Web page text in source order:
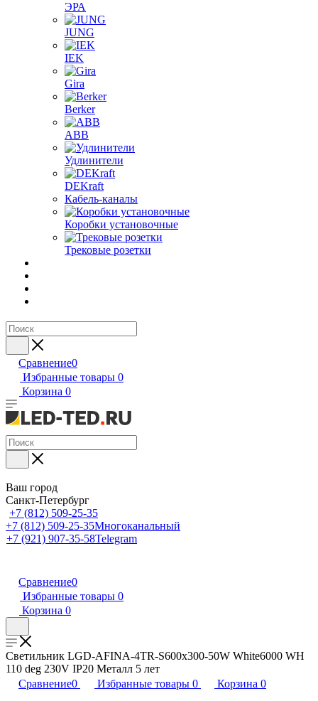
ЭРА
JUNG
IEK
Gira
Berker
ABB
Удлинители
DEKraft
Кабель-каналы
Коробки установочные
Трековые розетки
Сравнение0
Избранные товары 0
Корзина 0
Ваш город
Санкт-Петербург
+7 (812) 509-25-35
+7 (812) 509-25-35Многоканальный
+7 (921) 907-35-58Telegram
Сравнение0
Избранные товары 0
Корзина 0
Светильник LGD-AFINA-4TR-S600x300-50W White6000 WH
110 deg 230V IP20 Металл 5 лет
Сравнение0 Избранные товары 0 Корзина 0